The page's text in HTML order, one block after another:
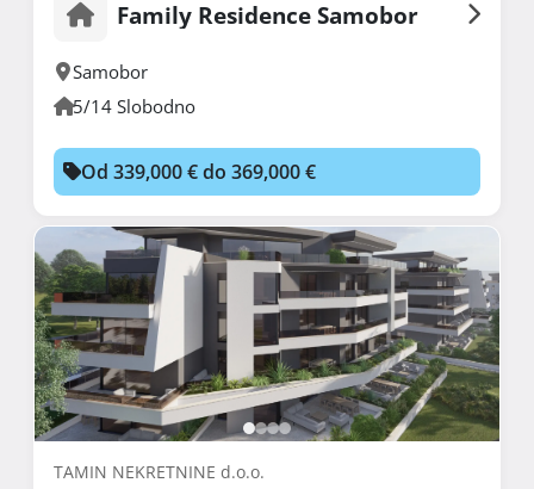
Family Residence Samobor
Samobor
5/14 Slobodno
Od 339,000 € do 369,000 €
TAMIN NEKRETNINE d.o.o.